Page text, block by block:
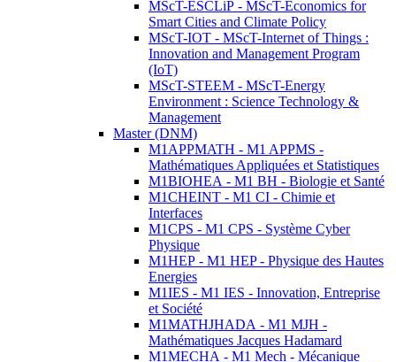
MScT-ESCLiP - MScT-Economics for
Smart Cities and Climate Policy
MScT-IOT - MScT-Internet of Things :
Innovation and Management Program
(IoT)
MScT-STEEM - MScT-Energy
Environment : Science Technology &
Management
Master (DNM)
M1APPMATH - M1 APPMS -
Mathématiques Appliquées et Statistiques
M1BIOHEA - M1 BH - Biologie et Santé
M1CHEINT - M1 CI - Chimie et
Interfaces
M1CPS - M1 CPS - Système Cyber
Physique
M1HEP - M1 HEP - Physique des Hautes
Energies
M1IES - M1 IES - Innovation, Entreprise
et Société
M1MATHJHADA - M1 MJH -
Mathématiques Jacques Hadamard
M1MECHA - M1 Mech - Mécanique